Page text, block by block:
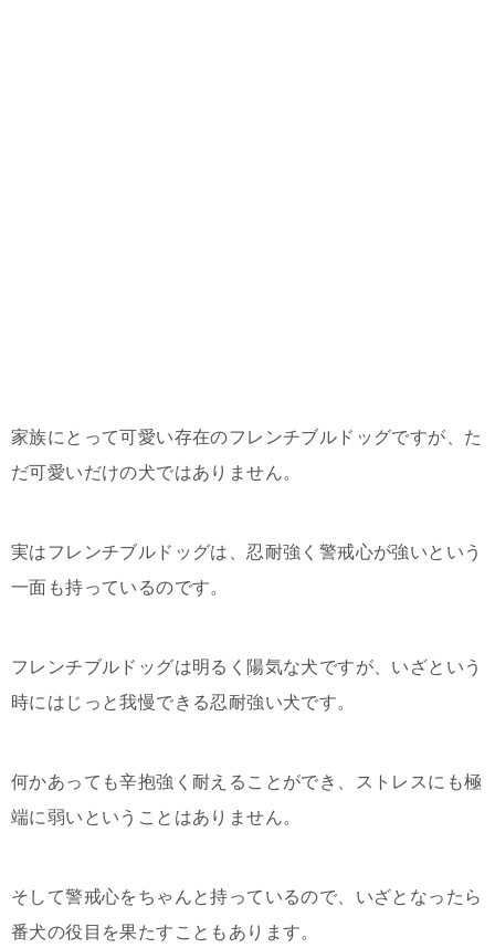
家族にとって可愛い存在のフレンチブルドッグですが、た
だ可愛いだけの犬ではありません。
実はフレンチブルドッグは、忍耐強く警戒心が強いという
一面も持っているのです。
フレンチブルドッグは明るく陽気な犬ですが、いざという
時にはじっと我慢できる忍耐強い犬です。
何かあっても辛抱強く耐えることができ、ストレスにも極
端に弱いということはありません。
そして警戒心をちゃんと持っているので、いざとなったら
番犬の役目を果たすこともあります。